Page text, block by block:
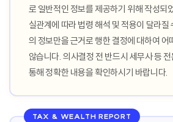
로 일반적인 정보를 제공하기 위해 작성되
실관계에 따라 법령 해석 및 적용이 달라질
의 정보만을 근거로 행한 결정에 대하여 어
않습니다. 의사결정 전 반드시 세무사 등
통해 정확한 내용을 확인하시기 바랍니다.
TAX & WEALTH REPORT